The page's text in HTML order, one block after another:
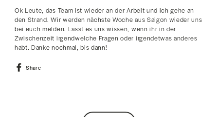
Ok Leute, das Team ist wieder an der Arbeit und ich gehe an
den Strand. Wir werden nächste Woche aus Saigon wieder uns
bei euch melden. Lasst es uns wissen, wenn ihr in der
Zwischenzeit irgendwelche Fragen oder irgendetwas anderes
habt. Danke nochmal, bis dann!
Share